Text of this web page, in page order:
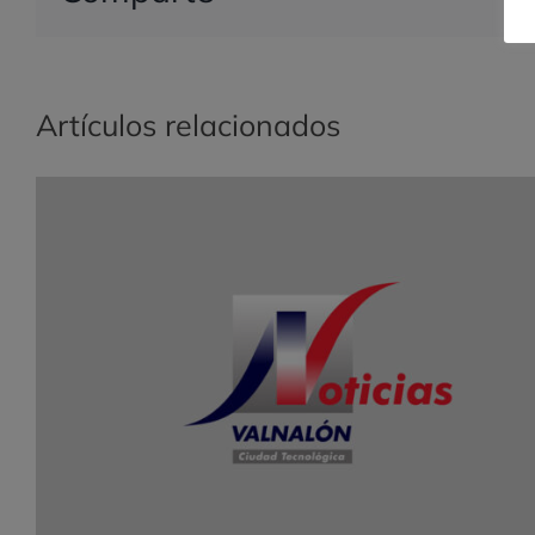
Artículos relacionados
Valnalón y FFES inician los cursos de
formación sobre Creación de Empresas y
Foros de Consolidación para mujeres
emprendedoras de Oriente y Occidente.